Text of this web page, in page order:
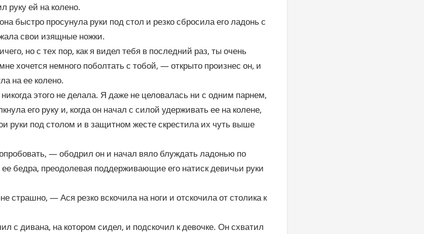
руку ей на колено.
быстро просунула руки под стол и резко сбросила его ладонь с
свои изящные ножки.
но с тех пор, как я видел тебя в последний раз, ты очень
хочется немного поболтать с тобой, — открыто произнес он, и
на ее колено.
этого не делала. Я даже не целовалась ни с одним парнем,
его руку и, когда он начал с силой удерживать ее на колене,
руки под столом и в защитном жесте скрестила их чуть выше
— ободрил он и начал вяло блуждать ладонью по
ее бедра, преодолевая поддерживающие его натиск девичьи руки
страшно, — Ася резко вскочила на ноги и отскочила от столика к
с дивана, на котором сидел, и подскочил к девочке. Он схватил